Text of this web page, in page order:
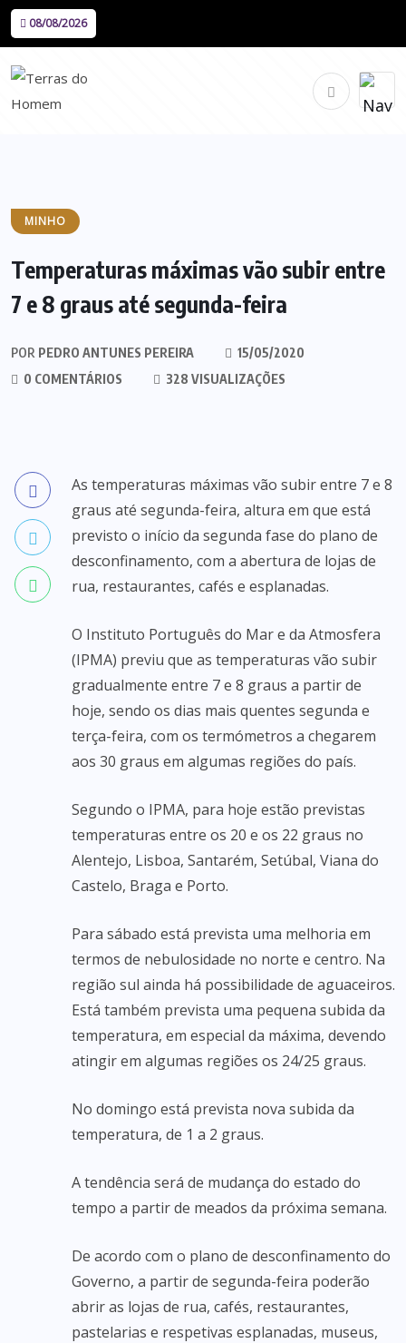
08/08/2026
MINHO
Temperaturas máximas vão subir entre
7 e 8 graus até segunda-feira
POR PEDRO ANTUNES PEREIRA
15/05/2020
0 COMENTÁRIOS
328 VISUALIZAÇÕES
As temperaturas máximas vão subir entre 7 e 8
graus até segunda-feira, altura em que está
previsto o início da segunda fase do plano de
desconfinamento, com a abertura de lojas de
rua, restaurantes, cafés e esplanadas.
O Instituto Português do Mar e da Atmosfera
(IPMA) previu que as temperaturas vão subir
gradualmente entre 7 e 8 graus a partir de
hoje, sendo os dias mais quentes segunda e
terça-feira, com os termómetros a chegarem
aos 30 graus em algumas regiões do país.
Segundo o IPMA, para hoje estão previstas
temperaturas entre os 20 e os 22 graus no
Alentejo, Lisboa, Santarém, Setúbal, Viana do
Castelo, Braga e Porto.
Para sábado está prevista uma melhoria em
termos de nebulosidade no norte e centro. Na
região sul ainda há possibilidade de aguaceiros.
Está também prevista uma pequena subida da
temperatura, em especial da máxima, devendo
atingir em algumas regiões os 24/25 graus.
No domingo está prevista nova subida da
temperatura, de 1 a 2 graus.
A tendência será de mudança do estado do
tempo a partir de meados da próxima semana.
De acordo com o plano de desconfinamento do
Governo, a partir de segunda-feira poderão
abrir as lojas de rua, cafés, restaurantes,
pastelarias e respetivas esplanadas, museus,